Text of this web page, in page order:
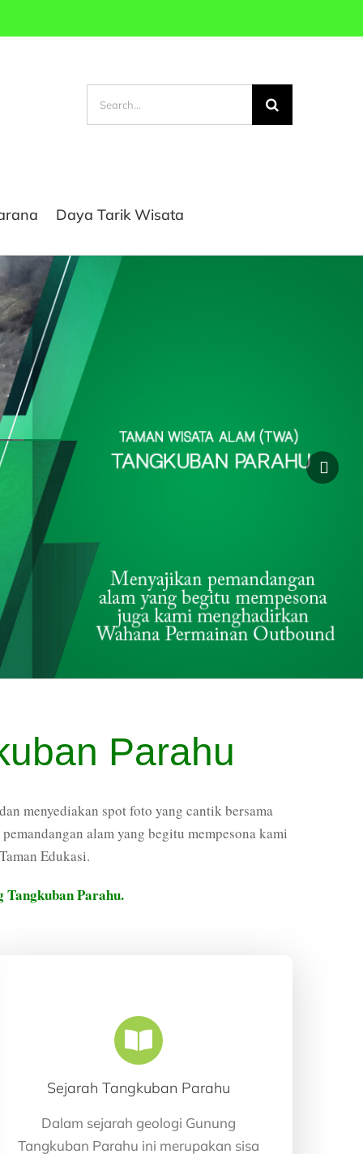
Daya Tarik Wisata
Parahu
menyediakan spot foto yang cantik bersama
alam yang begitu mempesona kami
Edukasi.
Tangkuban Parahu.
Sejarah Tangkuban Parahu
Dalam sejarah geologi Gunung
Tangkuban Parahu ini merupakan sisa